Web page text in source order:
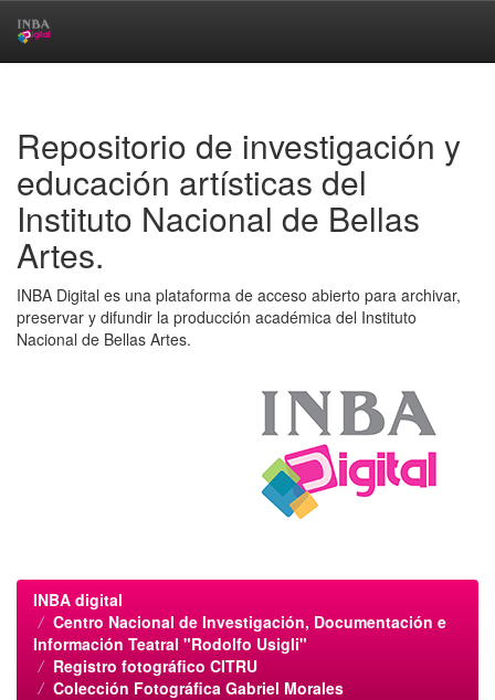
Repositorio de investigación y
educación artísticas del
Instituto Nacional de Bellas
Artes.
INBA Digital es una plataforma de acceso abierto para archivar,
preservar y difundir la producción académica del Instituto
Nacional de Bellas Artes.
INBA digital
Centro Nacional de Investigación, Documentación e
Información Teatral "Rodolfo Usigli"
Registro fotográfico CITRU
Colección Fotográfica Gabriel Morales